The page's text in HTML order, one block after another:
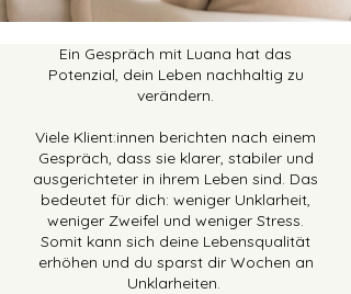
Ein Gespräch mit Luana hat das
Potenzial, dein Leben nachhaltig zu
verändern.
Viele Klient:innen berichten nach einem
Gespräch, dass sie klarer, stabiler und
ausgerichteter in ihrem Leben sind. Das
bedeutet für dich: weniger Unklarheit,
weniger Zweifel und weniger Stress.
Somit kann sich deine Lebensqualität
erhöhen und du sparst dir Wochen an
Unklarheiten.